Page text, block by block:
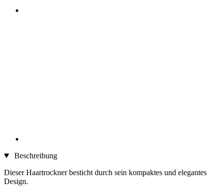
Beschreibung
Dieser Haartrockner besticht durch sein kompaktes und elegantes
Design.